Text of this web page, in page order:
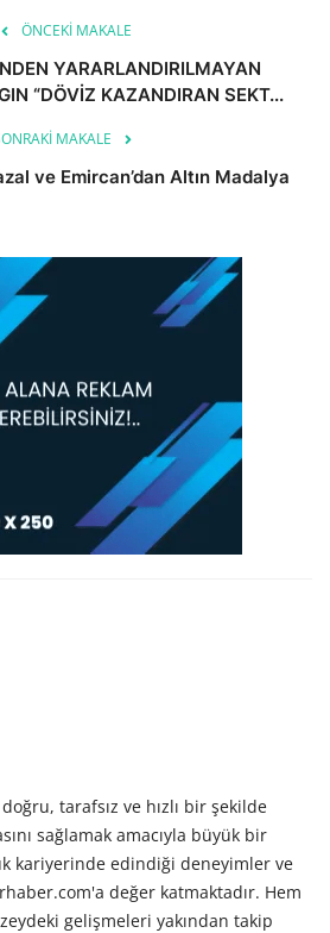
ÖNCEKI MAKALE
YARARLANDIRILMAYAN
“DÖVİZ KAZANDIRAN SEKT...
MAKALE
ve Emircan’dan Altın Madalya
tarafsız ve hızlı bir şekilde
sağlamak amacıyla büyük bir
kariyerinde edindiği deneyimler ve
değer katmaktadır. Hem
gelişmeleri yakından takip